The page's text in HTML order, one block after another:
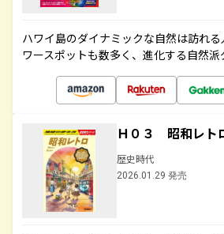
ハワイ島のダイナミックな自然は訪れ
ワースポットも数多く、進化する自然派
Ｈ０３ 昭和レト
歴史時代
2026.01.29 発売